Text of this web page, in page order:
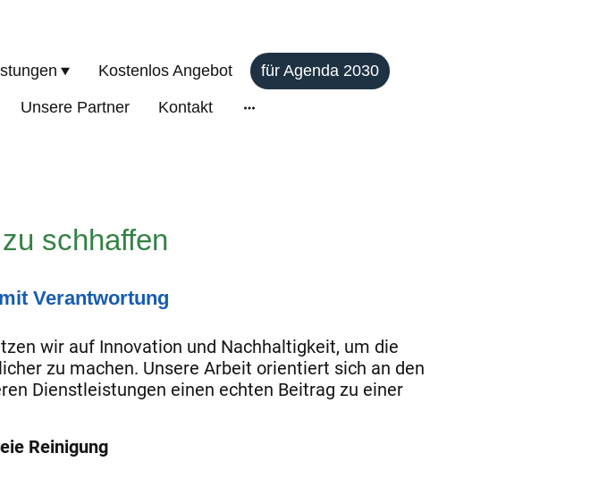
Kostenlos Angebot für Agenda 2030
Unsere Partner Kontakt
schhaffen
Verantwortung
wir auf Innovation und Nachhaltigkeit, um die
zu machen. Unsere Arbeit orientiert sich an den
Dienstleistungen einen echten Beitrag zu einer
Reinigung